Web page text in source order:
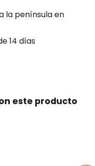
la península en
14 días
este producto